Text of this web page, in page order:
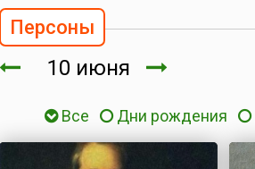
Персоны
10 июня
Все Дни рождения